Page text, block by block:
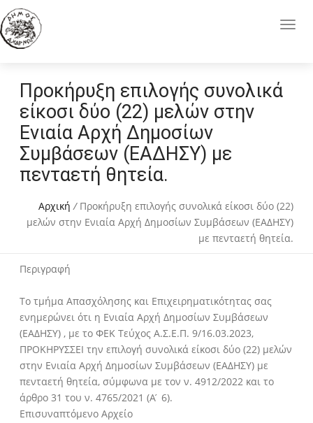
Προκήρυξη επιλογής συνολικά
είκοσι δύο (22) μελών στην
Ενιαία Αρχή Δημοσίων
Συμβάσεων (ΕΑΔΗΣΥ) με
πενταετή θητεία.
Αρχική / Προκήρυξη επιλογής συνολικά είκοσι δύο (22)
μελών στην Ενιαία Αρχή Δημοσίων Συμβάσεων (ΕΑΔΗΣΥ)
με πενταετή θητεία.
Περιγραφή
Το τμήμα Απασχόλησης και Επιχειρηματικότητας σας
ενημερώνει ότι η Ενιαία Αρχή Δημοσίων Συμβάσεων
(ΕΑΔΗΣΥ) , με το ΦΕΚ Τεύχος Α.Σ.Ε.Π. 9/16.03.2023,
ΠΡΟΚΗΡΥΣΣΕΙ την επιλογή συνολικά είκοσι δύο (22) μελών
στην Ενιαία Αρχή Δημοσίων Συμβάσεων (ΕΑΔΗΣΥ) με
πενταετή θητεία, σύμφωνα με τον ν. 4912/2022 και το
άρθρο 31 του ν. 4765/2021 (Α ́ 6).
Επισυναπτόμενο Αρχείο